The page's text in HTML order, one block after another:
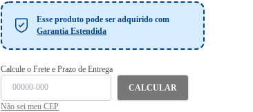
Esse produto pode ser adquirido com
Garantia Estendida
Calcule o Frete e Prazo de Entrega
CALCULAR
Não sei meu CEP